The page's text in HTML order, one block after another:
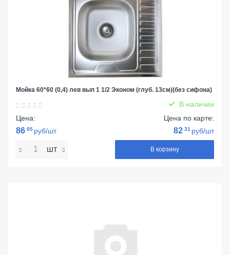
Мойка 60*60 (0,4) лев вып 1 1/2 Эконом (глуб. 13см)(без сифона)
В наличии
Цена:
86 05 руб/шт
Цена по карте:
82 31 руб/шт
шт В корзину